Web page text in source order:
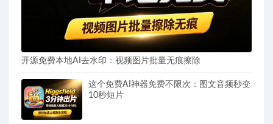
开源免费本地AI去水印：视频图片批量无痕擦除
这个免费AI神器免费不限次：图文音频秒变
10秒短片